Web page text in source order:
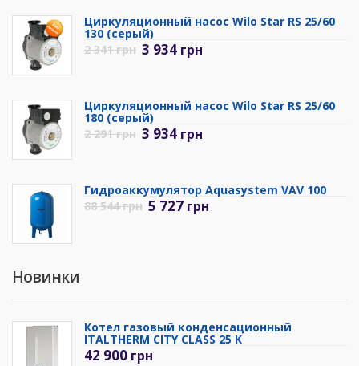
Циркуляционный насос Wilo Star RS 25/60
130 (серый)
2 341грн 3 934 грн
Циркуляционный насос Wilo Star RS 25/60
180 (серый)
2 291грн 3 934 грн
Гидроаккумулятор Aquasystem VAV 100
88 544грн 5 727 грн
Новинки
Котел газовый конденсационный
ITALTHERM CITY CLASS 25 K
42 900 грн